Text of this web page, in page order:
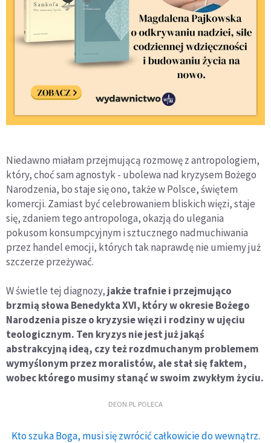
Niedawno miałam przejmującą rozmowę z antropologiem,
który, choć sam agnostyk - ubolewa nad kryzysem Bożego
Narodzenia, bo staje się ono, także w Polsce, świętem
komercji. Zamiast być celebrowaniem bliskich więzi, staje
się, zdaniem tego antropologa, okazją do ulegania
pokusom konsumpcyjnym i sztucznego nadmuchiwania
przez handel emocji, których tak naprawdę nie umiemy już
szczerze przeżywać.
W świetle tej diagnozy, jakże trafnie i przejmująco
brzmią słowa Benedykta XVI, który w okresie Bożego
Narodzenia pisze o kryzysie więzi i rodziny w ujęciu
teologicznym. Ten kryzys nie jest już jakąś
abstrakcyjną ideą, czy też rozdmuchanym problemem
wymyślonym przez moralistów, ale stał się faktem,
wobec którego musimy stanąć w swoim zwykłym życiu.
DEON.PL POLECA
Kto szuka Boga, musi się zwrócić całkowicie do wewnątrz.